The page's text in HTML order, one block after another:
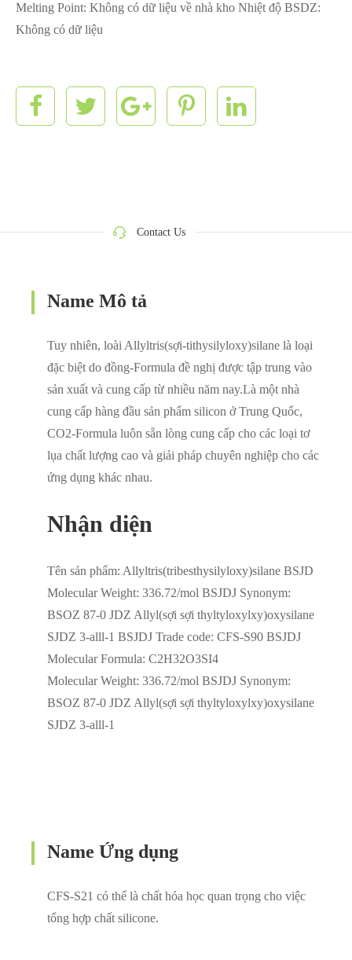
Melting Point: Không có dữ liệu về nhà kho Nhiệt độ BSDZ:
Không có dữ liệu
Contact Us
Name Mô tả
Tuy nhiên, loài Allyltris(sợi-tithysilyloxy)silane là loại
đặc biệt do đồng-Formula đề nghị được tập trung vào
sản xuất và cung cấp từ nhiều năm nay.Là một nhà
cung cấp hàng đầu sản phẩm silicon ở Trung Quốc,
CO2-Formula luôn sẵn lòng cung cấp cho các loại tơ
lụa chất lượng cao và giải pháp chuyên nghiệp cho các
ứng dụng khác nhau.
Nhận diện
Tên sản phẩm: Allyltris(tribesthysilyloxy)silane BSJD
Molecular Weight: 336.72/mol BSJDJ Synonym:
BSOZ 87-0 JDZ Allyl(sợi sợi thyltyloxylxy)oxysilane
SJDZ 3-alll-1 BSJDJ Trade code: CFS-S90 BSJDJ
Molecular Formula: C2H32O3SI4
Molecular Weight: 336.72/mol BSJDJ Synonym:
BSOZ 87-0 JDZ Allyl(sợi sợi thyltyloxylxy)oxysilane
SJDZ 3-alll-1
Name Ứng dụng
CFS-S21 có thể là chất hóa học quan trọng cho việc
tổng hợp chất silicone.